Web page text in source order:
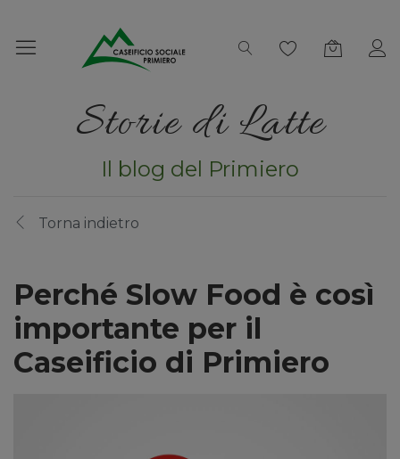
Storie di Latte
Il blog del Primiero
Torna indietro
Perché Slow Food è così
importante per il
Caseificio di Primiero